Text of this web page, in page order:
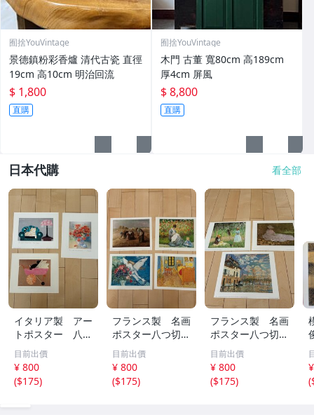
囿捨YouVintage
景德鎮粉彩香爐 清代古瓷 直徑
19cm 高10cm 明治回流
$ 1,800
直購
囿捨YouVintage
木門 古董 寬80cm 高189cm
厚4cm 屏風
$ 8,800
直購
日本代購 看全部
イタリア製 アー
トポスター 八つ
切（303×242）
10枚セット ①
目前出價
¥ 800
($175)
フランス製 名画
ポスター八つ切
（303×242） モ
ネ ミレー シャ
ガール ピサロ
他10枚セット
目前出價
¥ 800
($175)
フランス製 名画
ポスター八つ切
（303×242） モ
ネ シスレー モ
ジリアニ マリー
ローランサン 他
目前出價
¥ 800
($175)
(